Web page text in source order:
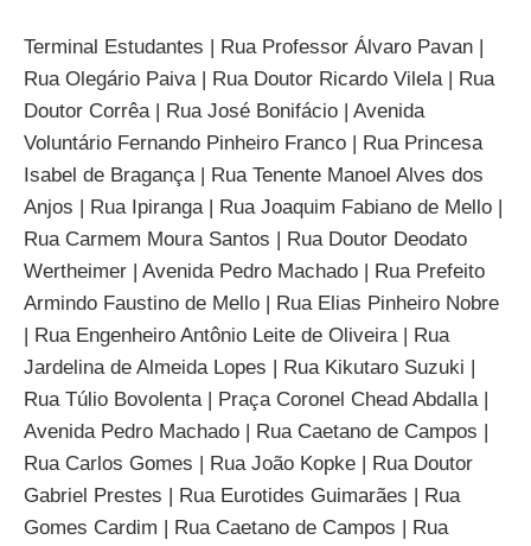
Terminal Estudantes | Rua Professor Álvaro Pavan |
Rua Olegário Paiva | Rua Doutor Ricardo Vilela | Rua
Doutor Corrêa | Rua José Bonifácio | Avenida
Voluntário Fernando Pinheiro Franco | Rua Princesa
Isabel de Bragança | Rua Tenente Manoel Alves dos
Anjos | Rua Ipiranga | Rua Joaquim Fabiano de Mello |
Rua Carmem Moura Santos | Rua Doutor Deodato
Wertheimer | Avenida Pedro Machado | Rua Prefeito
Armindo Faustino de Mello | Rua Elias Pinheiro Nobre
| Rua Engenheiro Antônio Leite de Oliveira | Rua
Jardelina de Almeida Lopes | Rua Kikutaro Suzuki |
Rua Túlio Bovolenta | Praça Coronel Chead Abdalla |
Avenida Pedro Machado | Rua Caetano de Campos |
Rua Carlos Gomes | Rua João Kopke | Rua Doutor
Gabriel Prestes | Rua Eurotides Guimarães | Rua
Gomes Cardim | Rua Caetano de Campos | Rua